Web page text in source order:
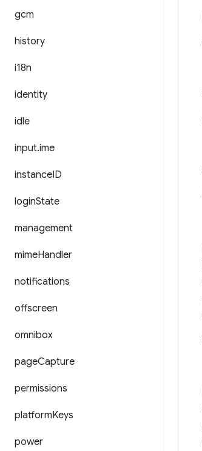
gcm
history
i18n
identity
idle
input.ime
instanceID
loginState
management
mimeHandler
notifications
offscreen
omnibox
pageCapture
permissions
platformKeys
power